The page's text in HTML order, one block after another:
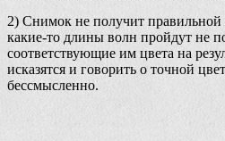
2) Снимок не получит правильной
какие-то длины волн пройдут не
соответствующие им цвета на
исказятся и говорить о точной
бессмысленно.